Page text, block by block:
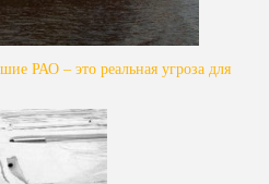
РАО – это реальная угроза для